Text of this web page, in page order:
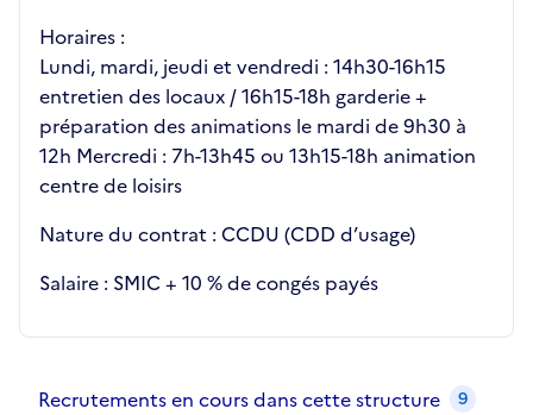
Horaires :
Lundi, mardi, jeudi et vendredi : 14h30-16h15
entretien des locaux / 16h15-18h garderie +
préparation des animations le mardi de 9h30 à
12h Mercredi : 7h-13h45 ou 13h15-18h animation
centre de loisirs
Nature du contrat : CCDU (CDD d’usage)
Salaire : SMIC + 10 % de congés payés
Recrutements en cours dans cette structure 9